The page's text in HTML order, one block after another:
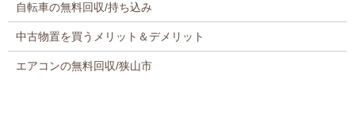
自転車の無料回収/持ち込み
中古物置を買うメリット＆デメリット
エアコンの無料回収/狭山市